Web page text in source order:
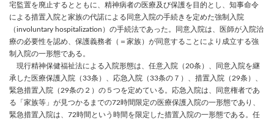
宅監置を廃止するとともに、精神病者の医療及び保護を目的とし、知事命令
による措置入院と家族の代諾による同意入院の手続きを定めた強制入院
（involuntary hospitalization）の手続法であった。同意入院は、医師が入院治
療の必要性を認め、保護義務者（＝家族）が同意することにより成立する強
制入院の一形態である。
現行精神保健福祉法による入院形態は、任意入院（20条）、同意入院を継
承した医療保護入院（33条）、応急入院（33条の７）、措置入院（29条）、
緊急措置入院（29条の２）の５つを定めている。応急入院は、同意権者であ
る「家族等」が見つかるまでの72時間限定の医療保護入院の一形態であり、
緊急措置入院は、72時間という時間を限定した措置入院の一形態である。任